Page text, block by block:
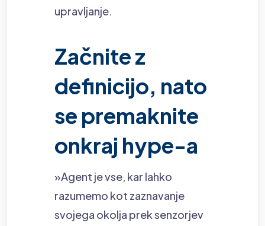
upravljanje.
Začnite z
definicijo, nato
se premaknite
onkraj hype-a
»Agent je vse, kar lahko
razumemo kot zaznavanje
svojega okolja prek senzorjev